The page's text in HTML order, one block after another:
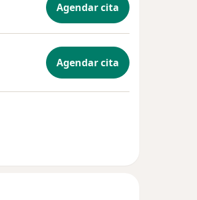
Agendar cita
Agendar cita